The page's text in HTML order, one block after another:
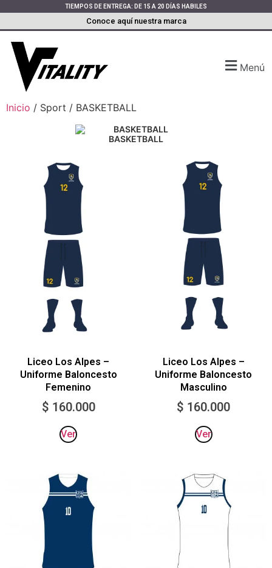
TIEMPOS DE ENTREGA: DE 15 A 20 DÍAS HABILES
Conoce aquí nuestra marca
Menú
Inicio / Sport / BASKETBALL
BASKETBALL
Liceo Los Alpes –
Uniforme Baloncesto
Femenino
$ 160.000
Ver
Liceo Los Alpes –
Uniforme Baloncesto
Masculino
$ 160.000
Ver